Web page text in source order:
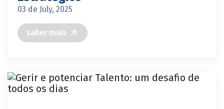
03 de July, 2025
saber mais